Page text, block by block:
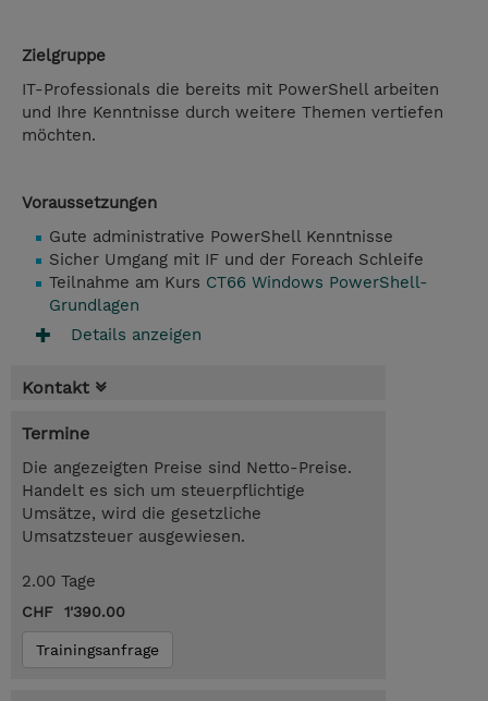
Zielgruppe
IT-Professionals die bereits mit PowerShell arbeiten
und Ihre Kenntnisse durch weitere Themen vertiefen
möchten.
Voraussetzungen
Gute administrative PowerShell Kenntnisse
Sicher Umgang mit IF und der Foreach Schleife
Teilnahme am Kurs CT66 Windows PowerShell-
Grundlagen
Details anzeigen
Kontakt
Termine
Die angezeigten Preise sind Netto-Preise.
Handelt es sich um steuerpflichtige
Umsätze, wird die gesetzliche
Umsatzsteuer ausgewiesen.
2.00 Tage
CHF 1'390.00
Trainingsanfrage